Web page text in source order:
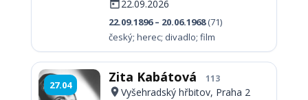
22.09.2026
22.09.1896 – 20.06.1968(71)
český; herec; divadlo; film
27.04 Zita Kabátová 113
Vyšehradský hřbitov, Praha 2